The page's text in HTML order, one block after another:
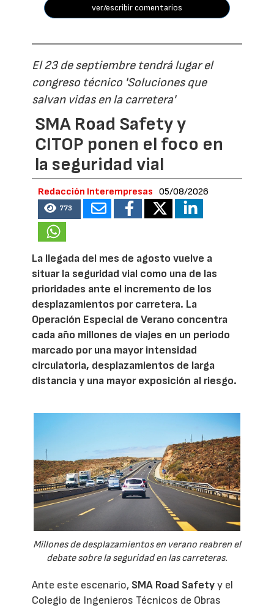
ver/escribir comentarios
El 23 de septiembre tendrá lugar el
congreso técnico 'Soluciones que
salvan vidas en la carretera'
SMA Road Safety y
CITOP ponen el foco en
la seguridad vial
Redacción Interempresas 05/08/2026
773
La llegada del mes de agosto vuelve a
situar la seguridad vial como una de las
prioridades ante el incremento de los
desplazamientos por carretera. La
Operación Especial de Verano concentra
cada año millones de viajes en un periodo
marcado por una mayor intensidad
circulatoria, desplazamientos de larga
distancia y una mayor exposición al riesgo.
Millones de desplazamientos en verano reabren el
debate sobre la seguridad en las carreteras.
Ante este escenario, SMA Road Safetyy el
Colegio de Ingenieros Técnicos de Obras